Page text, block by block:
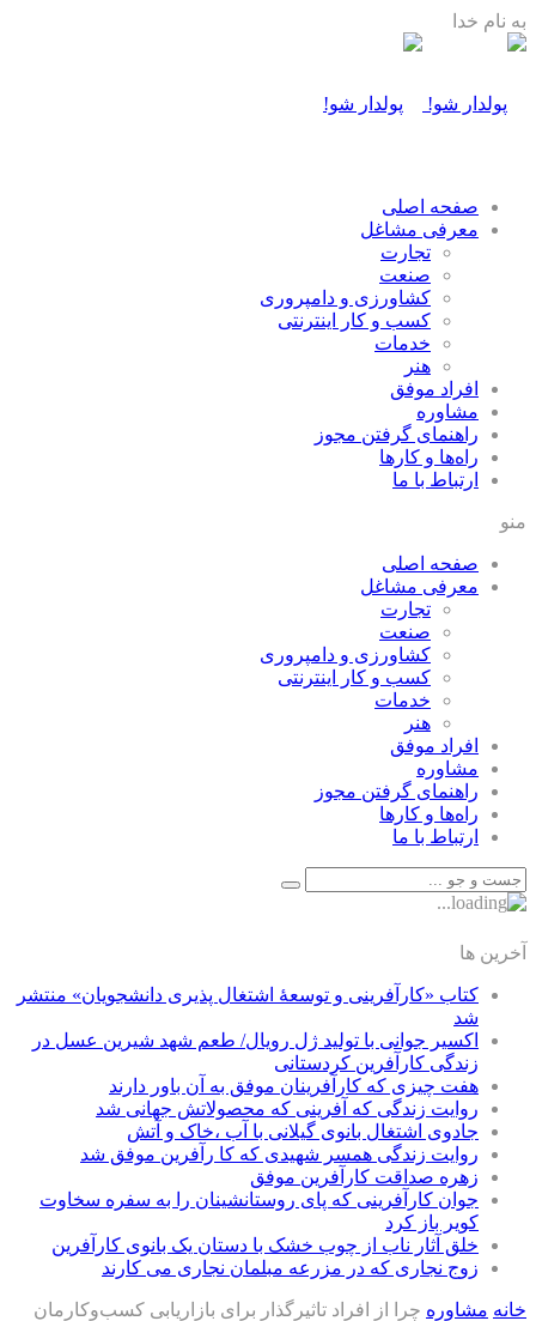
به نام خدا
صفحه اصلی
معرفی مشاغل
تجارت
صنعت
كشاورزی و دامپروری
كسب و كار اينترنتی
خدمات
هنر
افراد موفق
مشاوره
راهنمای گرفتن مجوز
راه‌ها و كارها
ارتباط با ما
منو
صفحه اصلی
معرفی مشاغل
تجارت
صنعت
كشاورزی و دامپروری
كسب و كار اينترنتی
خدمات
هنر
افراد موفق
مشاوره
راهنمای گرفتن مجوز
راه‌ها و كارها
ارتباط با ما
آخرین ها
کتاب «کارآفرینی و توسعۀ اشتغال پذیری دانشجویان» منتشر
شد
اکسیر جوانی با تولید ژل رویال/ طعم شهد شیرین عسل‌ در
زندگی کارآفرین کردستانی
هفت چیزی که کارآفرینان موفق به آن باور دارند
روایت زندگی که آفرینی که محصولاتش جهانی شد
جادوی اشتغال بانوی گیلانی با آب ،خاک و آتش
روایت زندگی همسر شهیدی که کا رآفرین موفق شد
زهره صداقت کارآفرین موفق
جوان کارآفرینی که پای روستانشینان را به سفره سخاوت
کویر باز کرد
خلق آثار ناب از چوب خشک با دستان یک بانوی کارآفرین
زوج نجاری که در مزرعه مبلمان نجاری می کارند
خانه مشاوره چرا از افراد تاثیرگذار برای بازاریابی کسب‌وکارمان